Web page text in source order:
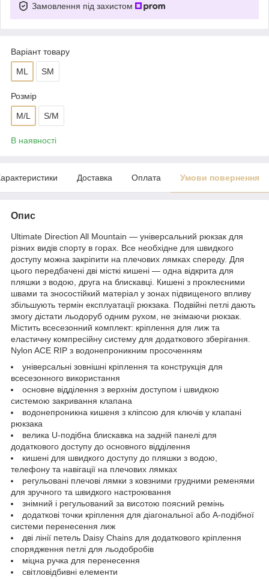
Замовлення під захистом
Варіант товару
ML SM
Розмір
M/L S/M
В наявності
Доставка Оплата Умови повернення
Опис
Ultimate Direction All Mountain — універсальний рюкзак для
різних видів спорту в горах. Все необхідне для швидкого
доступу можна закріпити на плечових лямках спереду. Для
цього передбачені дві місткі кишені — одна відкрита для
пляшки з водою, друга на блискавці. Кишені з проклеєними
швами та зносостійкий матеріал у зонах підвищеного впливу
збільшують термін експлуатації рюкзака. Подвійні петлі дають
змогу дістати льодоруб одним рухом, не знімаючи рюкзак.
Містить всесезонний комплект: кріплення для лиж та
еластичну компресійну систему для додаткового зберігання.
Nylon ACE RIP з водонепроникним просоченням
універсальні зовнішні кріплення та конструкція для
всесезонного використання
основне відділення з верхнім доступом і швидкою
системою закривання клапана
водонепроникна кишеня з кліпсою для ключів у клапані
рюкзака
велика U-подібна блискавка на задній панелі для
додаткового доступу до основного відділення
кишені для швидкого доступу до пляшки з водою,
телефону та навігації на плечових лямках
регульовані плечові лямки з ковзними грудними ременями
для зручного та швидкого настроювання
знімний і регульований за висотою поясний ремінь
додаткові точки кріплення для діагональної або А-подібної
системи перенесення лиж
дві лінії петель Daisy Chains для додаткового кріплення
спорядження петлі для льодобробів
міцна ручка для перенесення
світловідбивні елементи